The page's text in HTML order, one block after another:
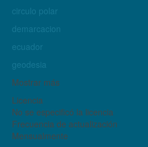
circulo polar
demarcacion
ecuador
geodesia
Mostrar más
Licencia
No se especificó la licencia
Frecuencia de actualización
Mensualmente